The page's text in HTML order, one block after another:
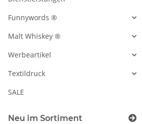
Funnywords ®
Malt Whiskey ®
Werbeartikel
Textildruck
SALE
Neu im Sortiment